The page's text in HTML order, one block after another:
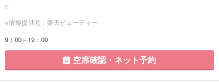
»
※情報提供元：楽天ビューティー
9：00～19：00
空席確認・ネット予約